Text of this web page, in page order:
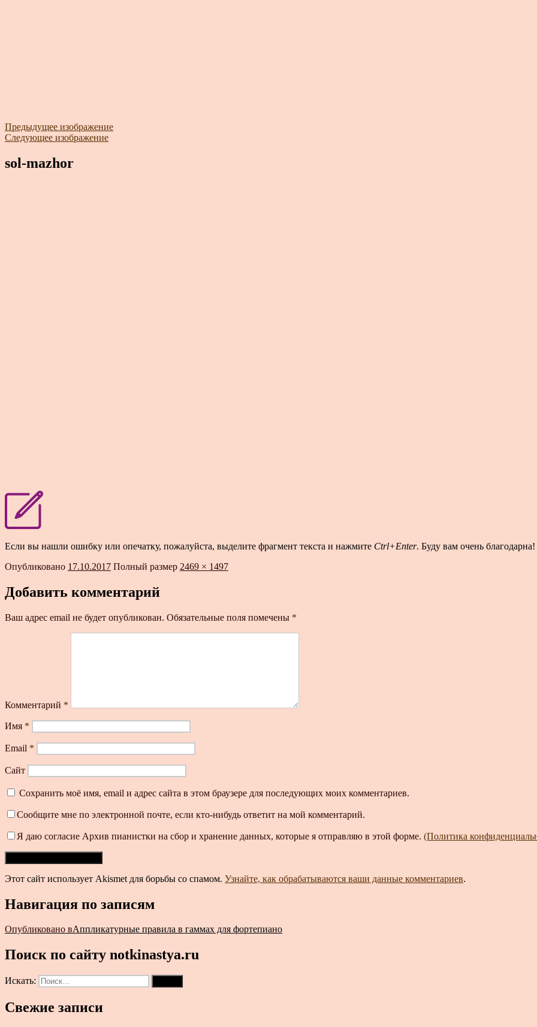
Предыдущее изображение
Следующее изображение
sol-mazhor
Если вы нашли ошибку или опечатку, пожалуйста, выделите фрагмент текста и нажмите Ctrl+Enter. Буду вам очень благодарна!
Опубликовано 17.10.2017 Полный размер 2469 × 1497
Добавить комментарий
Ваш адрес email не будет опубликован. Обязательные поля помечены *
Комментарий *
Имя *
Email *
Сайт
Сохранить моё имя, email и адрес сайта в этом браузере для последующих моих комментариев.
Сообщите мне по электронной почте, если кто-нибудь ответит на мой комментарий.
Я даю согласие Архив пианистки на сбор и хранение данных, которые я отправляю в этой форме. (Политика
Этот сайт использует Akismet для борьбы со спамом. Узнайте, как обрабатываются ваши данные комментариев.
Навигация по записям
Опубликовано вАппликатурные правила в гаммах для фортепиано
Поиск по сайту notkinastya.ru
Искать:
Свежие записи